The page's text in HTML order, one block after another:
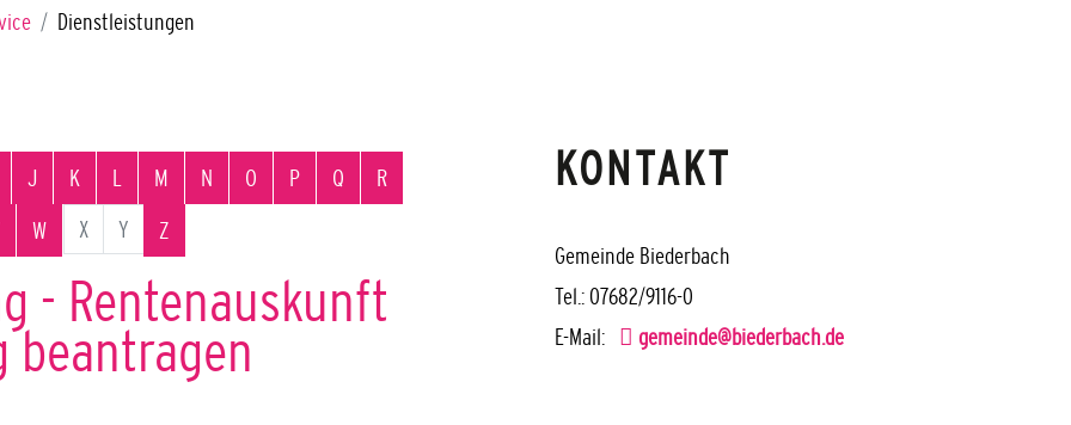
Dienstleistungen
J K L M N O P Q
R
W X Y Z
- Rentenauskunft
beantragen
KONTAKT
Gemeinde Biederbach
Tel.: 07682/9116-0
E-Mail:
gemeinde@biederbach.de